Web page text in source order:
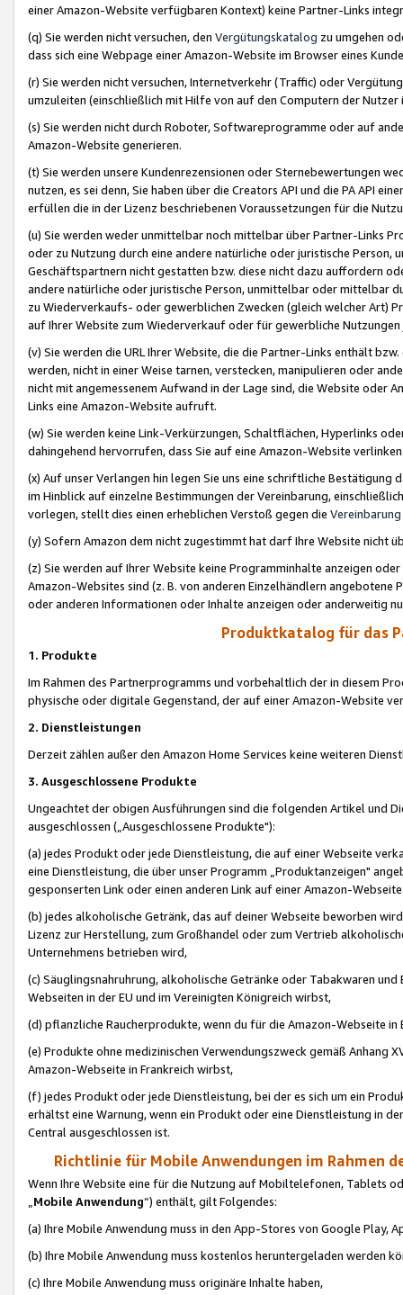
einer Amazon-Website verfügbaren Kontext) keine Partner-Links
(q) Sie werden nicht versuchen, den Vergütungskatalog zu umgehen
dass sich eine Webpage einer Amazon-Website im Browser eines
(r) Sie werden nicht versuchen, Internetverkehr (Traffic) oder
umzuleiten (einschließlich mit Hilfe von auf den Computern der
(s) Sie werden nicht durch Roboter, Softwareprogramme oder auf
Amazon-Website generieren.
(t) Sie werden unsere Kundenrezensionen oder Sternebewertungen
nutzen, es sei denn, Sie haben über die Creators API und die PA API
erfüllen die in der Lizenz beschriebenen Voraussetzungen für die
(u) Sie werden weder unmittelbar noch mittelbar über Partner-Links
oder zu Nutzung durch eine andere natürliche oder juristische
Geschäftspartnern nicht gestatten bzw. diese nicht dazu auffordern
andere natürliche oder juristische Person, unmittelbar oder mittelbar
zu Wiederverkaufs- oder gewerblichen Zwecken (gleich welcher Art)
auf Ihrer Website zum Wiederverkauf oder für gewerbliche
(v) Sie werden die URL Ihrer Website, die die Partner-Links enthält
werden, nicht in einer Weise tarnen, verstecken, manipulieren oder
nicht mit angemessenem Aufwand in der Lage sind, die Website oder
Links eine Amazon-Website aufruft.
(w) Sie werden keine Link-Verkürzungen, Schaltflächen, Hyperlinks
dahingehend hervorrufen, dass Sie auf eine Amazon-Website
(x) Auf unser Verlangen hin legen Sie uns eine schriftliche
im Hinblick auf einzelne Bestimmungen der Vereinbarung,
vorlegen, stellt dies einen erheblichen Verstoß gegen die Vereinbarung
(y) Sofern Amazon dem nicht zugestimmt hat darf Ihre Website nicht
(z) Sie werden auf Ihrer Website keine Programminhalte anzeigen
Amazon-Websites sind (z. B. von anderen Einzelhändlern
oder anderen Informationen oder Inhalte anzeigen oder anderweitig
Produktkatalog für das
1. Produkte
Im Rahmen des Partnerprogramms und vorbehaltlich der in diesem
physische oder digitale Gegenstand, der auf einer Amazon-Website
2. Dienstleistungen
Derzeit zählen außer den Amazon Home Services keine weiteren
3. Ausgeschlossene Produkte
Ungeachtet der obigen Ausführungen sind die folgenden Artikel und
ausgeschlossen („Ausgeschlossene Produkte"):
(a) jedes Produkt oder jede Dienstleistung, die auf einer Webseite
eine Dienstleistung, die über unser Programm „Produktanzeigen"
gesponserten Link oder einen anderen Link auf einer Amazon-
(b) jedes alkoholische Getränk, das auf deiner Webseite beworben
Lizenz zur Herstellung, zum Großhandel oder zum Vertrieb
Unternehmens betrieben wird,
(c) Säuglingsnahruhrung, alkoholische Getränke oder Tabakwaren
Webseiten in der EU und im Vereinigten Königreich wirbst,
(d) pflanzliche Raucherprodukte, wenn du für die Amazon-Webseite in
(e) Produkte ohne medizinischen Verwendungszweck gemäß Anhang
Amazon-Webseite in Frankreich wirbst,
(f) jedes Produkt oder jede Dienstleistung, bei der es sich um ein
erhältst eine Warnung, wenn ein Produkt oder eine Dienstleistung in
Central ausgeschlossen ist.
Richtlinie für Mobile Anwendungen im Rahmen
Wenn Ihre Website eine für die Nutzung auf Mobiltelefonen, Tablets
„Mobile Anwendung“) enthält, gilt Folgendes:
(a) Ihre Mobile Anwendung muss in den App-Stores von Google Play,
(b) Ihre Mobile Anwendung muss kostenlos heruntergeladen werden
(c) Ihre Mobile Anwendung muss originäre Inhalte haben,